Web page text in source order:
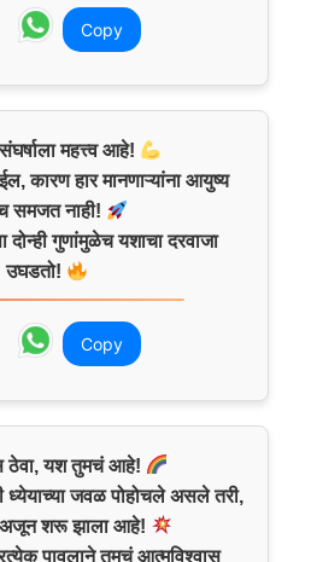
Copy
महत्त्व आहे!
कारण हार मानणाऱ्यांना आयुष्य
समजत नाही!
दोन्ही गुणांमुळेच यशाचा दरवाजा
उघडतो!
Copy
ठेवा, यश तुमचं आहे!
ध्येयाच्या जवळ पोहोचले असले तरी,
अजून शरू झाला आहे!
पावलाने तुमचं आत्मविश्वास